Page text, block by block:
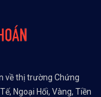
về thị trường Chứng
Ngoại Hối, Vàng, Tiền